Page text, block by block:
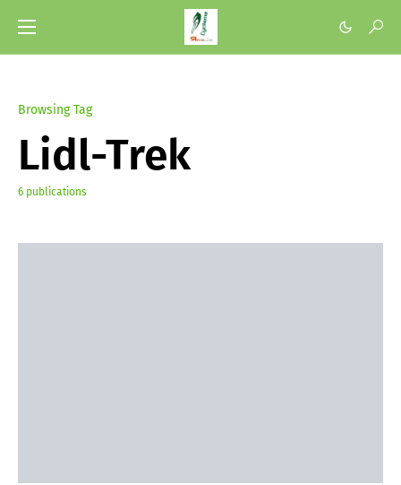
Browsing Tag
Lidl-Trek
6 publications